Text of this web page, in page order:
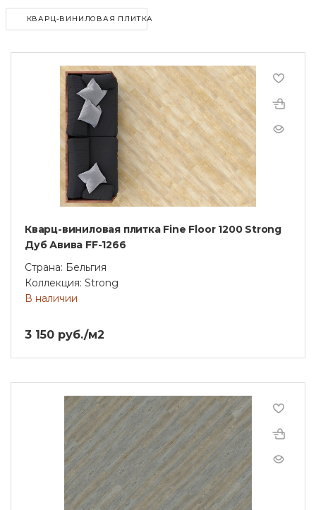
КВАРЦ-ВИНИЛОВАЯ ПЛИТКА
Кварц-виниловая плитка Fine Floor 1200 Strong
Дуб Авива FF-1266
Страна: Бельгия
Коллекция: Strong
В наличии
3 150 руб./м2